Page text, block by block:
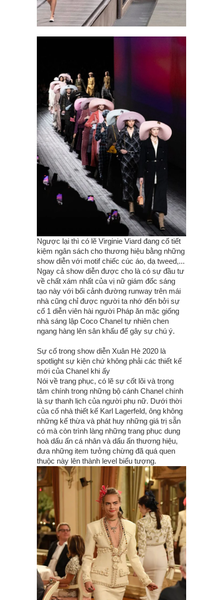
Ngược lại thì có lẽ Virginie Viard đang cố tiết
kiệm ngân sách cho thương hiệu bằng những
show diễn với motif chiếc cúc áo, dạ tweed,...
Ngay cả show diễn được cho là có sự đầu tư
về chất xám nhất của vị nữ giám đốc sáng
tạo này với bối cảnh đường runway trên mái
nhà cũng chỉ được người ta nhớ đến bởi sự
cố 1 diễn viên hài người Pháp ăn mặc giống
nhà sáng lập Coco Chanel tự nhiên chen
ngang hàng lên sân khấu để gây sự chú ý.
Sự cố trong show diễn Xuân Hè 2020 là
spotlight sự kiện chứ không phải các thiết kế
mới của Chanel khi ấy
Nói về trang phục, có lẽ sự cốt lõi và trọng
tâm chính trong những bộ cánh Chanel chính
là sự thanh lịch của người phụ nữ. Dưới thời
của cố nhà thiết kế Karl Lagerfeld, ông không
những kế thừa và phát huy những giá trị sẵn
có mà còn trình làng những trang phục dung
hoà dấu ấn cá nhân và dấu ấn thương hiệu,
đưa những item tưởng chừng đã quá quen
thuộc này lên thành level biểu tượng.